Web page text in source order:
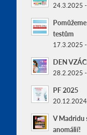
24.3.2025
testům
17.3.2025
DEN
28.2.2025
PF 2025
V Madridu
anomálií!